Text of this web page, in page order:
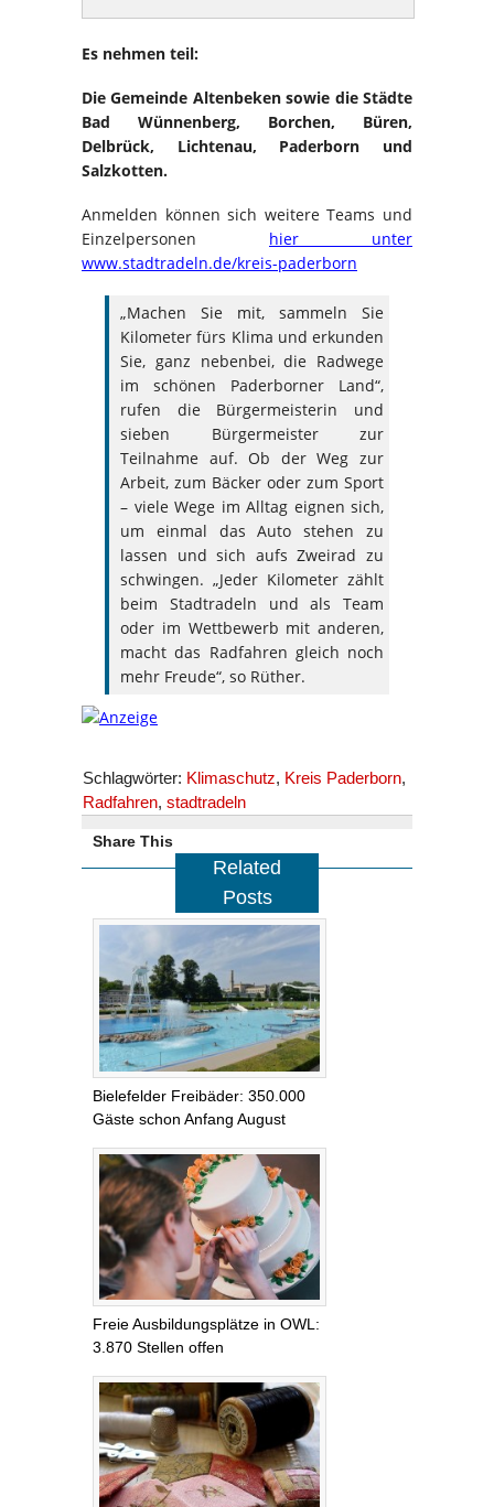
Es nehmen teil:
Die Gemeinde Altenbeken sowie die Städte
Bad Wünnenberg, Borchen, Büren,
Delbrück, Lichtenau, Paderborn und
Salzkotten.
Anmelden können sich weitere Teams und
Einzelpersonen hier unter
www.stadtradeln.de/kreis-paderborn
„Machen Sie mit, sammeln Sie
Kilometer fürs Klima und erkunden
Sie, ganz nebenbei, die Radwege
im schönen Paderborner Land“,
rufen die Bürgermeisterin und
sieben Bürgermeister zur
Teilnahme auf. Ob der Weg zur
Arbeit, zum Bäcker oder zum Sport
– viele Wege im Alltag eignen sich,
um einmal das Auto stehen zu
lassen und sich aufs Zweirad zu
schwingen. „Jeder Kilometer zählt
beim Stadtradeln und als Team
oder im Wettbewerb mit anderen,
macht das Radfahren gleich noch
mehr Freude“, so Rüther.
Schlagwörter: Klimaschutz, Kreis Paderborn,
Radfahren, stadtradeln
Share This
Related
Posts
Bielefelder Freibäder: 350.000
Gäste schon Anfang August
Freie Ausbildungsplätze in OWL:
3.870 Stellen offen